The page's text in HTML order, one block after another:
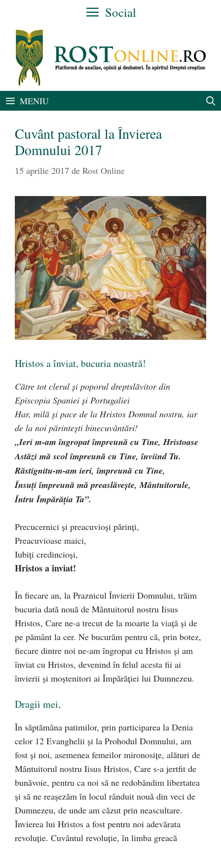
conținut
Social
MENIU
Cuvânt pastoral la Învierea
Domnului 2017
15 aprilie 2017 de Rost Online
Hristos a înviat, bucuria noastră!
Către tot clerul şi poporul dreptslăvitor din
Episcopia Spaniei şi Portugaliei
Har, milă şi pace de la Hristos Domnul nostru, iar
de la noi părinteşti binecuvântări!
„Ieri m-am îngropat împreună cu Tine, Hristoase
Astăzi mă scol împreună cu Tine, înviind Tu.
Răstignitu-m-am ieri, împreună cu Tine,
Însuți împreună mă preaslăvește, Mântuitorule,
Întru Împărăția Ta”.
Precucernici și preacuvioși părinți,
Preacuvioase maici,
Iubiți credincioși,
Hristos a înviat!
În fiecare an, la Praznicul Învierii Domnului, trăim
bucuria dată nouă de Mântuitorul nostru Iisus
Hristos, Care ne-a trecut de la moarte la viață și de
pe pământ la cer. Ne bucurăm pentru că, prin botez,
fiecare dintre noi ne-am îngropat cu Hristos și am
înviat cu Hristos, devenind în felul acesta fii ai
învierii și moștenitori ai Împărăției lui Dumnezeu.
Dragii mei,
În săptămâna patimilor, prin participarea la Denia
celor 12 Evanghelii și la Prohodul Domnului, am
fost și noi, asemenea femeilor mironosițe, alături de
Mântuitorul nostru Iisus Hristos, Care s-a jertfit de
bunăvoie, pentru ca noi să ne redobândim libertatea
și să ne reașezăm în locul rânduit nouă din veci de
Dumnezeu, de unde am căzut prin neascultare.
Învierea lui Hristos a fost pentru noi adevărata
revoluție. Cuvântul revoluție, în limba greacă